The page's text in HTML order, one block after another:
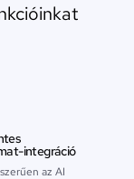
integráció
az AI